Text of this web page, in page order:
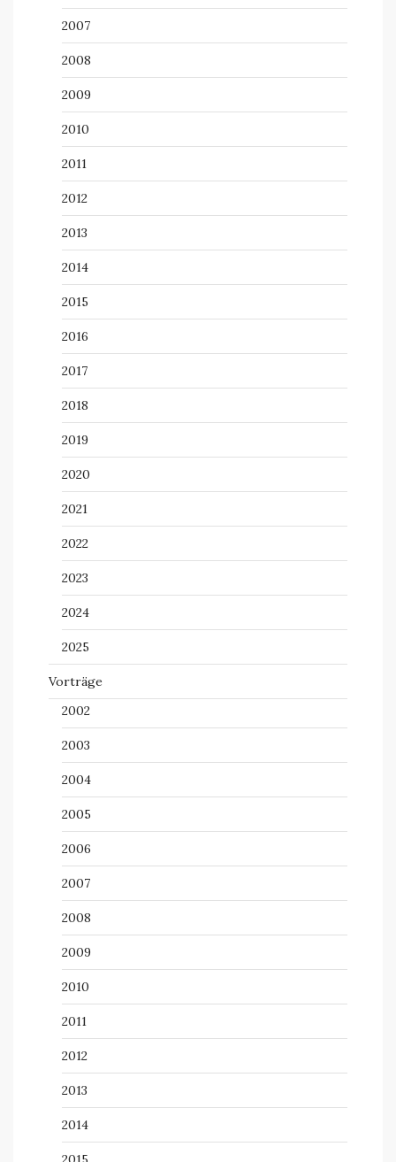
2007
2008
2009
2010
2011
2012
2013
2014
2015
2016
2017
2018
2019
2020
2021
2022
2023
2024
2025
Vorträge
2002
2003
2004
2005
2006
2007
2008
2009
2010
2011
2012
2013
2014